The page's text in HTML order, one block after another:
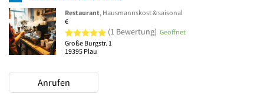
Restaurant, Hausmannskost & saisonal
€
5 von 5 Sternen
(1 Bewertung) Geöffnet
Große Burgstr. 1
19395 Plau
Anrufen